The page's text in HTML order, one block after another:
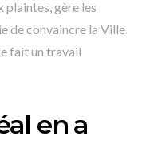
plaintes, gère les
de convaincre la Ville
fait un travail
en a